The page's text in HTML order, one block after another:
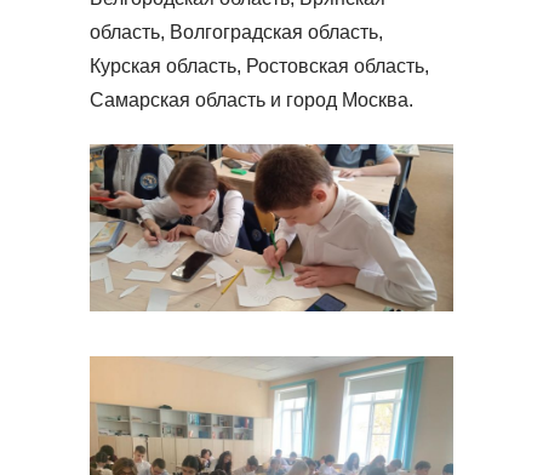
область, Волгоградская область,
Курская область, Ростовская область,
Самарская область и город Москва.